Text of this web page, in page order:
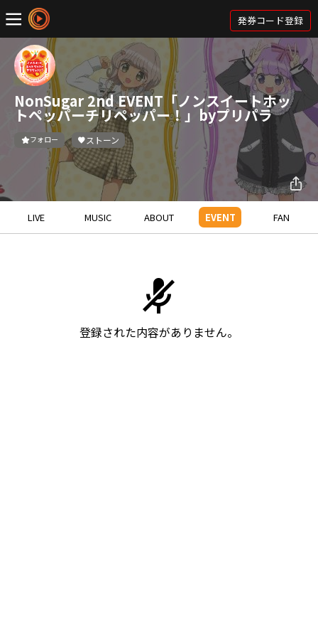
発券コード登録
NonSugar 2nd EVENT「ノンスイートホッ
トペッパーチリペッパー！」byプリパラ
フォロー ストーン
LIVE MUSIC ABOUT EVENT FAN
登録された内容がありません。